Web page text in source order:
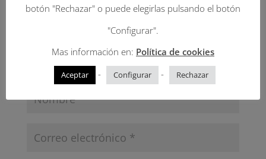
botón "Rechazar" o puede elegirlas pulsando el botón
"Configurar".
Mas información en: Política de cookies
Aceptar - Configurar - Rechazar